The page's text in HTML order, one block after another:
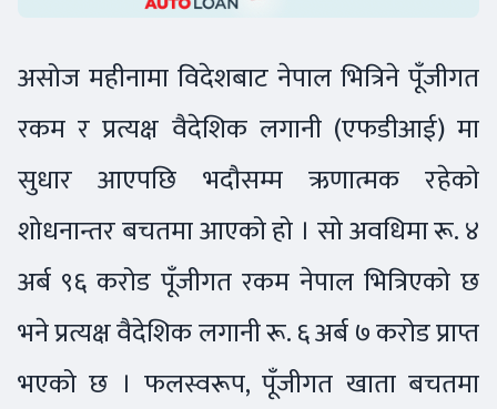
असोज महीनामा विदेशबाट नेपाल भित्रिने पूँजीगत
रकम र प्रत्यक्ष वैदेशिक लगानी (एफडीआई) मा
सुधार आएपछि भदौसम्म ऋणात्मक रहेको
शोधनान्तर बचतमा आएको हो । सो अवधिमा रू. ४
अर्ब ९६ करोड पूँजीगत रकम नेपाल भित्रिएको छ
भने प्रत्यक्ष वैदेशिक लगानी रू. ६ अर्ब ७ करोड प्राप्त
भएको छ । फलस्वरूप, पूँजीगत खाता बचतमा